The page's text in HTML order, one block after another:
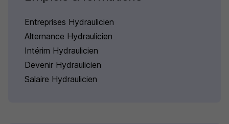
Entreprises Hydraulicien
Alternance Hydraulicien
Intérim Hydraulicien
Devenir Hydraulicien
Salaire Hydraulicien